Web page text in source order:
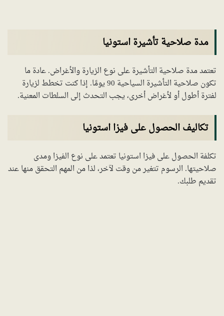
مدة صلاحية تأشيرة استونيا
تعتمد مدة صلاحية التأشيرة على نوع الزيارة والأغراض. عادة ما
تكون صلاحية التأشيرة السياحية 90 يومًا. إذا كنت تخطط لزيارة
لفترة أطول أو لأغراض أخرى، يجب التحدث إلى السلطات المعنية.
تكاليف الحصول على فيزا استونيا
تكلفة الحصول على فيزا استونيا تعتمد على نوع الفيزا ومدى
صلاحيتها. الرسوم تتغير من وقت لآخر، لذا من المهم التحقق منها عند
تقديم طلبك.